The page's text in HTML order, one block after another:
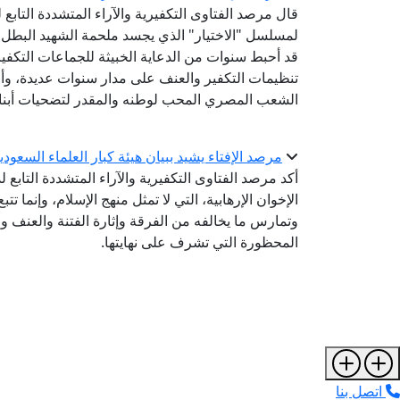
قال مرصد الفتاوى التكفيرية والآراء المتشددة التابع
قد أحبط سنوات من الدعاية الخبيثة للجماعات
تنظيمات التكفير والعنف على مدار سنوات عديدة،
الشعب المصري المحب لوطنه والمقدر لتضحيات
مرصد الإفتاء يشيد ببيان هيئة كبار العلماء
أكد مرصد الفتاوى التكفيرية والآراء المتشددة
الإخوان الإرهابية، التي لا تمثل منهج الإسلام، وإنما
وتمارس ما يخالفه من الفرقة وإثارة الفتنة والعنف
المحظورة التي تشرف على نهايتها.
اتصل بنا